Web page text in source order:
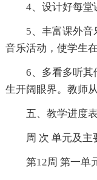
4、设计好每堂
5、丰富课外
音乐活动，使学生
6、多看多听其
生开阔眼界。教师
五、教学进度表
周 次 单元及主
第12周 第一单